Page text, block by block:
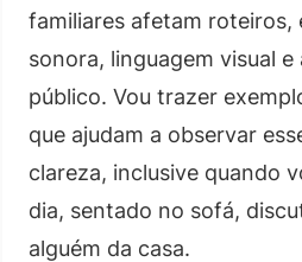
familiares afetam roteiros,
sonora, linguagem visual
público. Vou trazer
que ajudam a observar
clareza, inclusive quando
dia, sentado no sofá,
alguém da casa.